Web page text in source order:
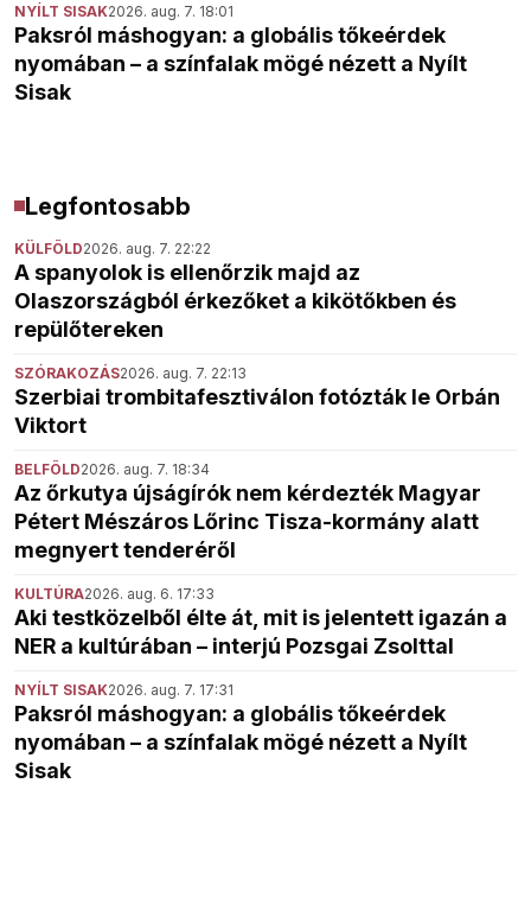
NYÍLT SISAK2026. aug. 7. 18:01
Paksról máshogyan: a globális tőkeérdek
nyomában – a színfalak mögé nézett a Nyílt
Sisak
Legfontosabb
KÜLFÖLD2026. aug. 7. 22:22
A spanyolok is ellenőrzik majd az
Olaszországból érkezőket a kikötőkben és
repülőtereken
SZÓRAKOZÁS2026. aug. 7. 22:13
Szerbiai trombitafesztiválon fotózták le Orbán
Viktort
BELFÖLD2026. aug. 7. 18:34
Az őrkutya újságírók nem kérdezték Magyar
Pétert Mészáros Lőrinc Tisza-kormány alatt
megnyert tenderéről
KULTÚRA2026. aug. 6. 17:33
Aki testközelből élte át, mit is jelentett igazán a
NER a kultúrában – interjú Pozsgai Zsolttal
NYÍLT SISAK2026. aug. 7. 17:31
Paksról máshogyan: a globális tőkeérdek
nyomában – a színfalak mögé nézett a Nyílt
Sisak